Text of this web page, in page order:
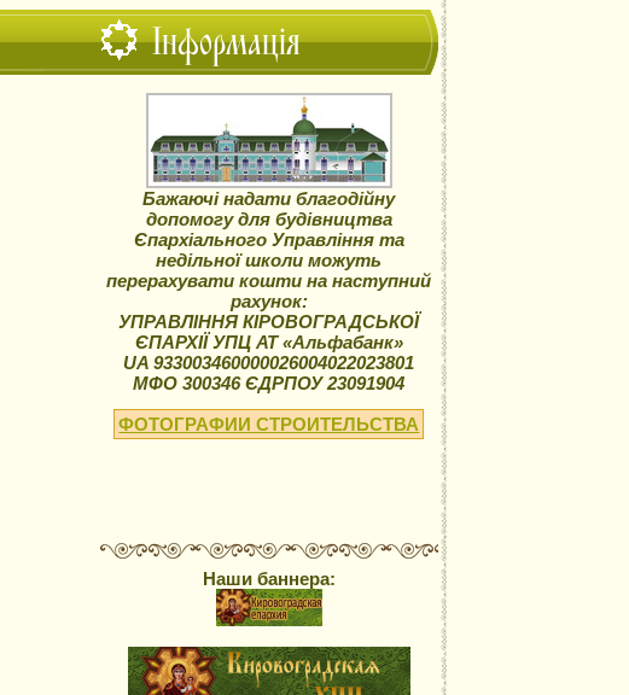
Інформація
Бажаючі надати благодійну
допомогу для будівництва
Єпархіального Управління та
недільної школи можуть
перерахувати кошти на наступний
рахунок:
УПРАВЛІННЯ КІРОВОГРАДСЬКОЇ
ЄПАРХІЇ УПЦ АТ «Альфабанк»
UA 933003460000026004022023801
МФО 300346 ЄДРПОУ 23091904
ФОТОГРАФИИ СТРОИТЕЛЬСТВА
Наши баннера: